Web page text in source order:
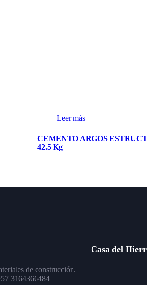
Leer más
CEMENTO ARGOS
42.5 Kg
de construcción.
3164366484
Casa del